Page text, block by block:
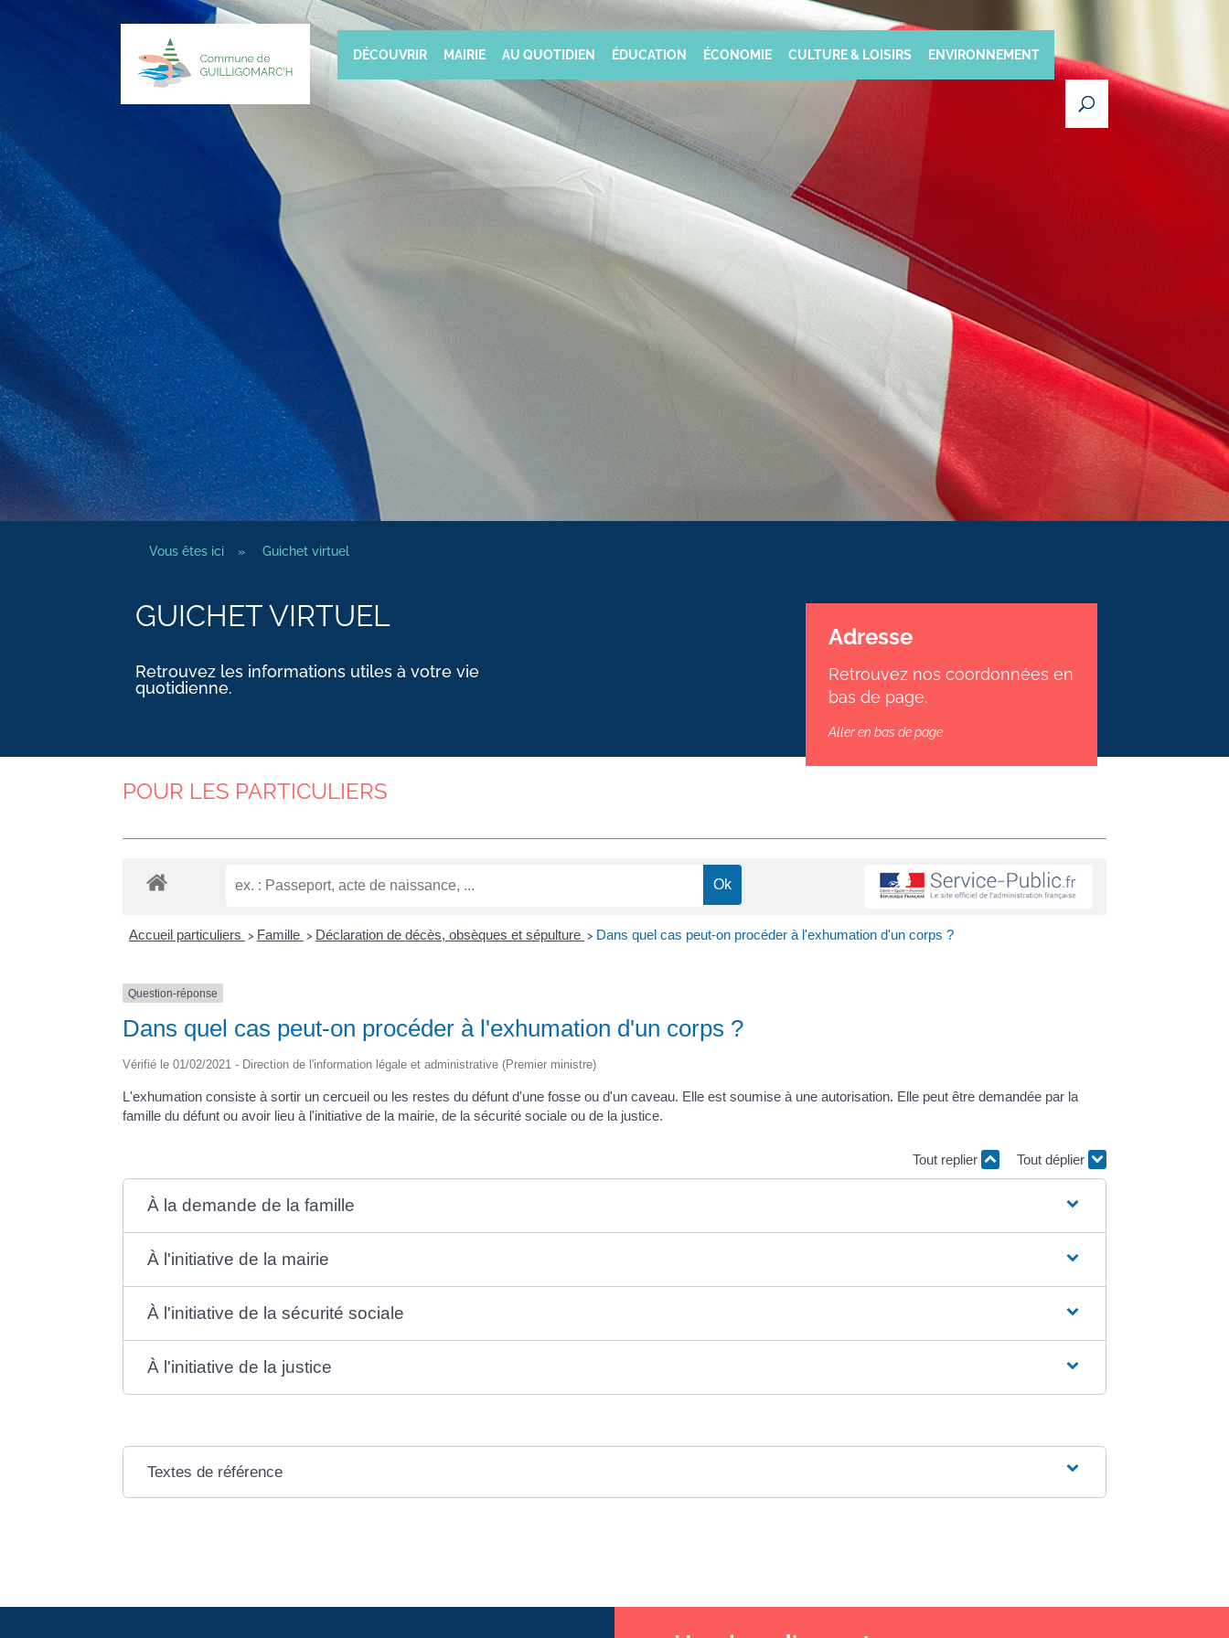
DÉCOUVRIR MAIRIE AU QUOTIDIEN ÉDUCATION ÉCONOMIE CULTURE & LOISIRS ENVIRONNEMENT
Vous êtes ici » Guichet virtuel
GUICHET VIRTUEL
Retrouvez les informations utiles à votre vie
quotidienne.
Adresse
Retrouvez nos coordonnées en
bas de page.
Aller en bas de page
POUR LES PARTICULIERS
Accueil particuliers > Famille > Déclaration de décès, obsèques et sépulture > Dans quel cas peut-on procéder à l'exhumation d'un corps ?
Question-réponse
Dans quel cas peut-on procéder à l'exhumation d'un corps ?
Vérifié le 01/02/2021 - Direction de l'information légale et administrative (Premier ministre)
L'exhumation consiste à sortir un cercueil ou les restes du défunt d'une fosse ou d'un caveau. Elle est soumise à une autorisation. Elle peut être demandée par la
famille du défunt ou avoir lieu à l'initiative de la mairie, de la sécurité sociale ou de la justice.
Tout replier Tout déplier
À la demande de la famille
À l'initiative de la mairie
À l'initiative de la sécurité sociale
À l'initiative de la justice
Textes de référence